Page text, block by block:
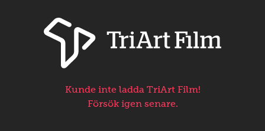
Kunde inte ladda TriArt Film!
Försök igen senare.